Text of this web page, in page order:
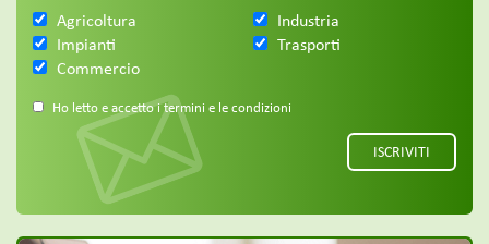
Agricoltura
Impianti
Commercio
Industria
Trasporti
Ho letto e accetto i termini e le condizioni